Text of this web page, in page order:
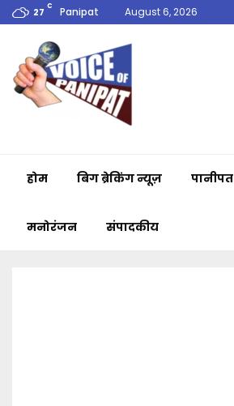
27 C Panipat August 6, 2026
होम बिग ब्रेकिंग न्यूज़ पानीपत
मनोरंजन संपादकीय